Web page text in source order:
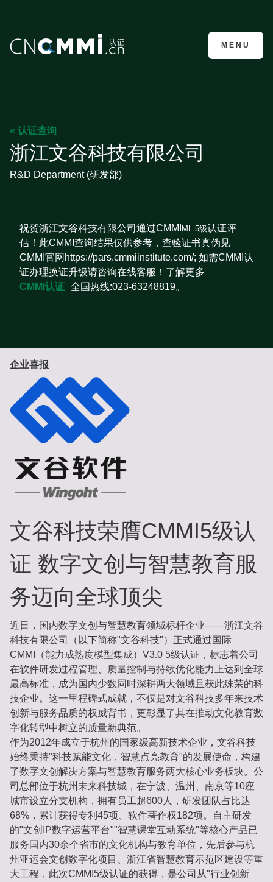
CMMI认证咨询
MENU
« 认证查询
浙江文谷科技有限公司
R&D Department (研发部)
祝贺浙江文谷科技有限公司通过CMMI ML 5级认证评
估！此CMMI查询结果仅供参考，查验证书真伪见
CMMI官网https://pars.cmmiinstitute.com/; 如需CMMI认
证办理换证升级请咨询在线客服！了解更多
CMMI认证 全国热线:023-63248819。
企业喜报
文谷科技荣膺CMMI5级认
证 数字文创与智慧教育服
务迈向全球顶尖
近日，国内数字文创与智慧教育领域标杆企业——浙江文谷
科技有限公司（以下简称"文谷科技"）正式通过国际
CMMI（能力成熟度模型集成）V3.0 5级认证，标志着公司
在软件研发过程管理、质量控制与持续优化能力上达到全球
最高标准，成为国内少数同时深耕两大领域且获此殊荣的科
技企业。这一里程碑式成就，不仅是对文谷科技多年来技术
创新与服务品质的权威背书，更彰显了其在推动文化教育数
字化转型中树立的质量新典范。
作为2012年成立于杭州的国家级高新技术企业，文谷科技
始终秉持"科技赋能文化，智慧点亮教育"的发展使命，构建
了数字文创解决方案与智慧教育服务两大核心业务板块。公
司总部位于杭州未来科技城，在宁波、温州、南京等10座
城市设立分支机构，拥有员工超600人，研发团队占比达
68%，累计获得专利45项、软件著作权182项。自主研发
的"文创IP数字运营平台""智慧课堂互动系统"等核心产品已
服务国内30余个省市的文化机构与教育单位，先后参与杭
州亚运会文创数字化项目、浙江省智慧教育示范区建设等重
大工程，此次CMMI5级认证的获得，是公司从"行业创新